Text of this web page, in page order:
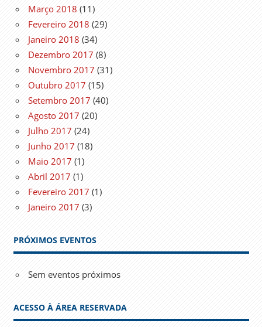
Março 2018 (11)
Fevereiro 2018 (29)
Janeiro 2018 (34)
Dezembro 2017 (8)
Novembro 2017 (31)
Outubro 2017 (15)
Setembro 2017 (40)
Agosto 2017 (20)
Julho 2017 (24)
Junho 2017 (18)
Maio 2017 (1)
Abril 2017 (1)
Fevereiro 2017 (1)
Janeiro 2017 (3)
PRÓXIMOS EVENTOS
Sem eventos próximos
ACESSO À ÁREA RESERVADA